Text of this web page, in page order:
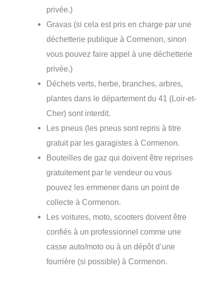
privée.)
Gravas (si cela est pris en charge par une
déchetterie publique à Cormenon, sinon
vous pouvez faire appel à une déchetterie
privée.)
Déchets verts, herbe, branches, arbres,
plantes dans le département du 41 (Loir-et-
Cher) sont interdit.
Les pneus (les pneus sont repris à titre
gratuit par les garagistes à Cormenon.
Bouteilles de gaz qui doivent être reprises
gratuitement par le vendeur ou vous
pouvez les emmener dans un point de
collecte à Cormenon.
Les voitures, moto, scooters doivent être
confiés à un professionnel comme une
casse auto/moto ou à un dépôt d’une
fourrière (si possible) à Cormenon.